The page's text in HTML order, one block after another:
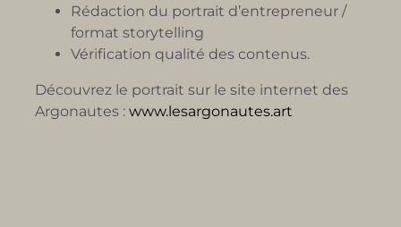
Rédaction du portrait d’entrepreneur /
format storytelling
Vérification qualité des contenus.
Découvrez le portrait sur le site internet des
Argonautes : www.lesargonautes.art